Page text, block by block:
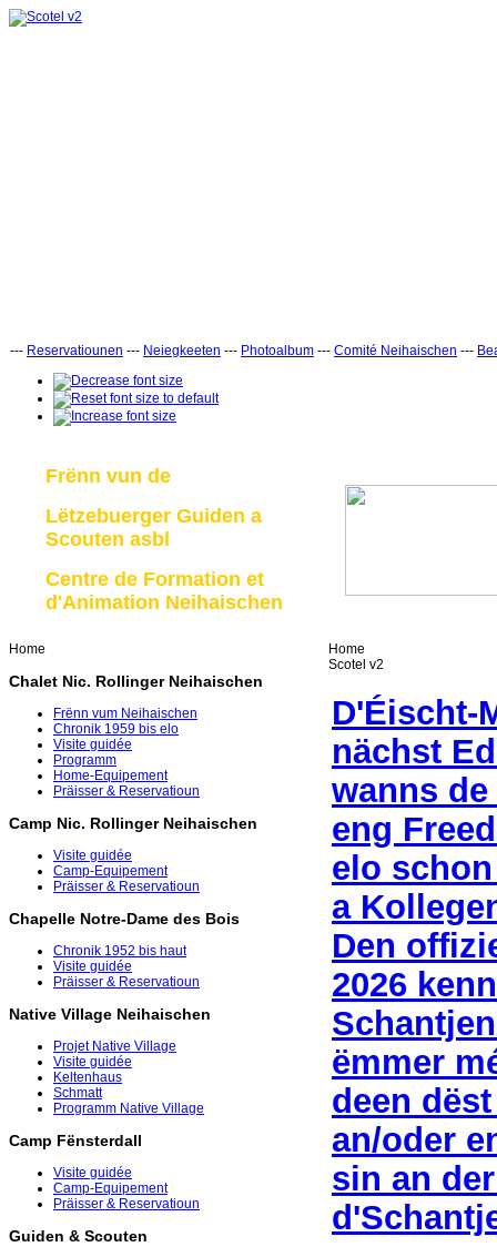
--- Reservatiounen --- Neiegkeeten --- Photoalbum --- Comité Neihaischen ---
Frënn vun de
Lëtzebuerger Guiden a
Scouten asbl
Centre de Formation et
d'Animation Neihaischen
Home
Chalet Nic. Rollinger Neihaischen
Frënn vum Neihaischen
Chronik 1959 bis elo
Visite guidée
Programm
Home-Equipement
Präisser & Reservatioun
Camp Nic. Rollinger Neihaischen
Visite guidée
Camp-Equipement
Präisser & Reservatioun
Chapelle Notre-Dame des Bois
Chronik 1952 bis haut
Visite guidée
Präisser & Reservatioun
Native Village Neihaischen
Projet Native Village
Visite guidée
Keltenhaus
Schmatt
Programm Native Village
Camp Fënsterdall
Visite guidée
Camp-Equipement
Präisser & Reservatioun
Guiden & Scouten
Home
Scotel v2
D'Éischt-
nächst
wanns
eng
elo
a
Den
2026
ëmmer
deen
an/oder
sin an